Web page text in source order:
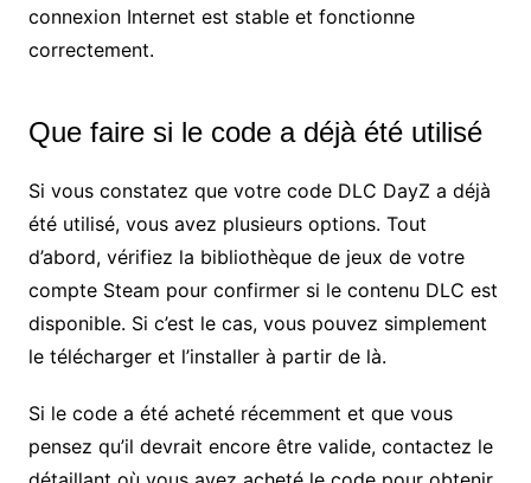
connexion Internet est stable et fonctionne
correctement.
Que faire si le code a déjà été utilisé
Si vous constatez que votre code DLC DayZ a déjà
été utilisé, vous avez plusieurs options. Tout
d’abord, vérifiez la bibliothèque de jeux de votre
compte Steam pour confirmer si le contenu DLC est
disponible. Si c’est le cas, vous pouvez simplement
le télécharger et l’installer à partir de là.
Si le code a été acheté récemment et que vous
pensez qu’il devrait encore être valide, contactez le